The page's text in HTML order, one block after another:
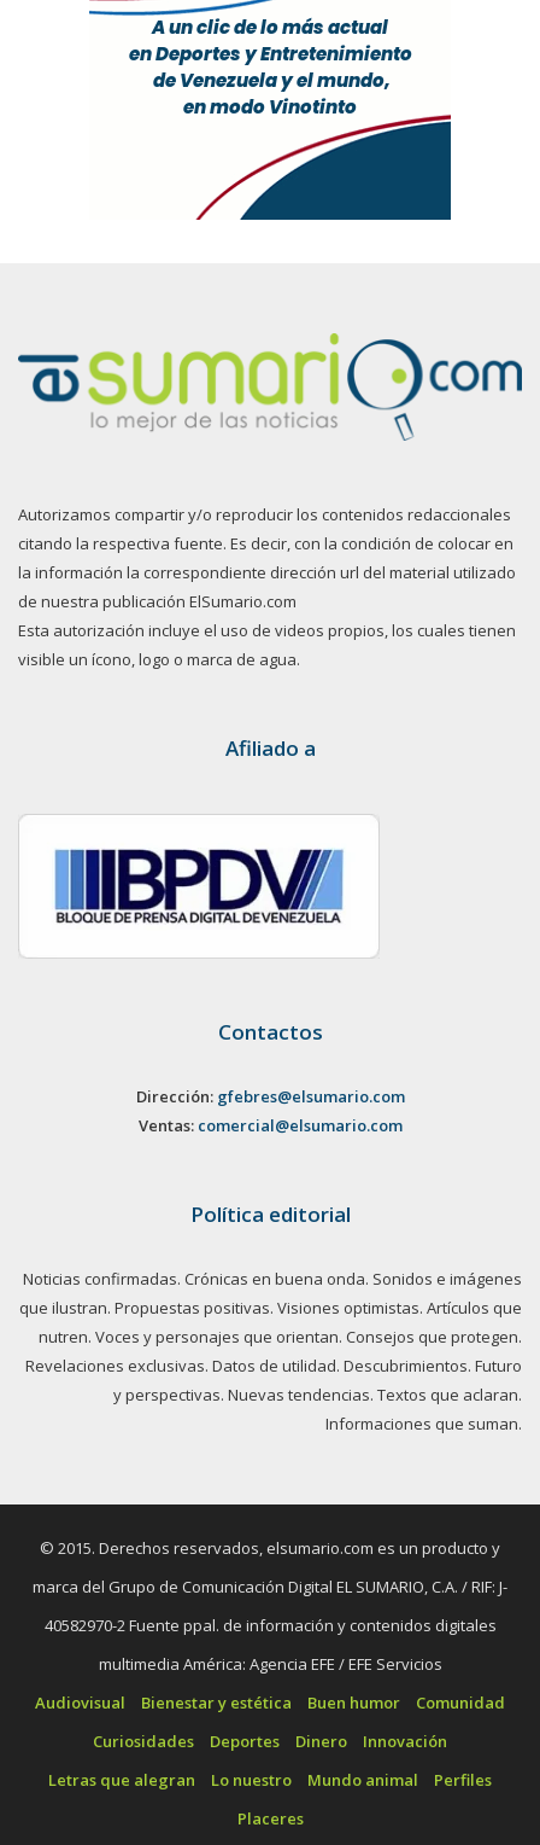
Autorizamos compartir y/o reproducir los contenidos redaccionales
citando la respectiva fuente. Es decir, con la condición de colocar en
la información la correspondiente dirección url del material utilizado
de nuestra publicación ElSumario.com
Esta autorización incluye el uso de videos propios, los cuales tienen
visible un ícono, logo o marca de agua.
Afiliado a
Contactos
Dirección: gfebres@elsumario.com
Ventas: comercial@elsumario.com
Política editorial
Noticias confirmadas. Crónicas en buena onda. Sonidos e imágenes
que ilustran. Propuestas positivas. Visiones optimistas. Artículos que
nutren. Voces y personajes que orientan. Consejos que protegen.
Revelaciones exclusivas. Datos de utilidad. Descubrimientos. Futuro
y perspectivas. Nuevas tendencias. Textos que aclaran.
Informaciones que suman.
© 2015. Derechos reservados, elsumario.com es un producto y
marca del Grupo de Comunicación Digital EL SUMARIO, C.A. / RIF: J-
40582970-2 Fuente ppal. de información y contenidos digitales
multimedia América: Agencia EFE / EFE Servicios
Audiovisual
Bienestar y estética Buen humor
Comunidad
Curiosidades
Deportes Dinero
Innovación
Letras que alegran
Lo nuestro Mundo animal
Perfiles
Placeres